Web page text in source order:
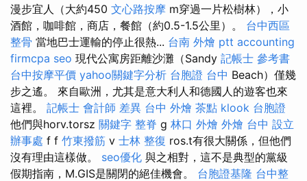
漫步宜人（大約450 文心路按摩 m穿過一片松樹林），小
酒館，咖啡館，商店，餐館（約0.5-1.5公里）。 台中西區
整骨 當地巴士運輸的停止很熱... 台南 外燴 ptt accounting
firmcpa seo 現代公寓房距離沙灘（Sandy 記帳士 參考書
台中按摩平價 yahoo關鍵字分析 台胞證 台中 Beach）僅幾
步之遙。 來自歐洲，尤其是意大利人和德國人的遊客也來
這裡。 記帳士 會計師 差異 台中 外燴 茶點 klook 台胞證
他們與horv.torsz 關鍵字 整脊 g 林口 外燴 外燴 台中 設立
辦事處 f f 竹東撥筋 v 士林 整復 ros.t有很大關係，但他們
沒有理由這樣做。 seo優化 與之相對，這不是典型的黨級
假期指南，M.GIS是關閉的絕佳機會。 台胞證基隆 台中整